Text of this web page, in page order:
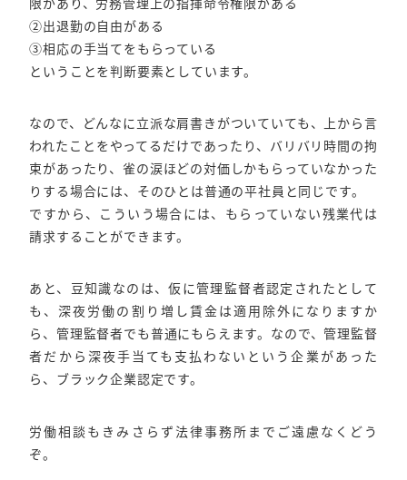
②出退勤の自由がある
③相応の手当てをもらっている
ということを判断要素としています。
なので、どんなに立派な肩書きがついていても、上から言
われたことをやってるだけであったり、バリバリ時間の拘
束があったり、雀の涙ほどの対価しかもらっていなかった
りする場合には、そのひとは普通の平社員と同じです。
ですから、こういう場合には、もらっていない残業代は
請求することができます。
あと、豆知識なのは、仮に管理監督者認定されたとして
も、深夜労働の割り増し賃金は適用除外になりますか
ら、管理監督者でも普通にもらえます。なので、管理監督
者だから深夜手当ても支払わないという企業があった
ら、ブラック企業認定です。
労働相談もきみさらず法律事務所までご遠慮なくどう
ぞ。